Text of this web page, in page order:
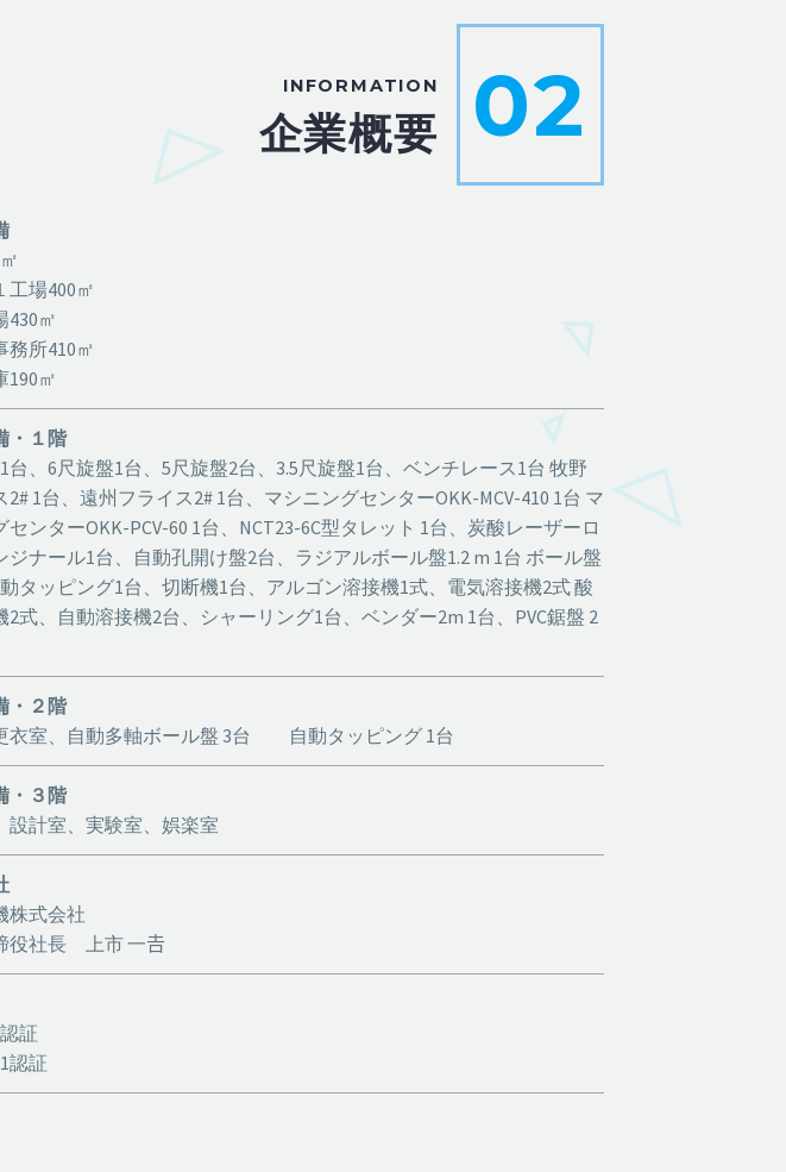
INFORMATION
企業概要 02
工場400㎡
430㎡
務所410㎡
190㎡
・１階
台、6尺旋盤1台、5尺旋盤2台、3.5尺旋盤1台、ベンチレース1台 牧野
2# 1台、遠州フライス2# 1台、マシニングセンターOKK-MCV-410 1台 マ
センターOKK-PCV-60 1台、NCT23-6C型タレット 1台、炭酸レーザーロ
ジナール1台、自動孔開け盤2台、ラジアルボール盤1.2 m 1台 ボール盤
タッピング1台、切断機1台、アルゴン溶接機1式、電気溶接機2式 酸
2式、自動溶接機2台、シャーリング1台、ベンダー2m 1台、PVC鋸盤 2
・２階
衣室、自動多軸ボール盤 3台 自動タッピング 1台
・３階
設計室、実験室、娯楽室
株式会社
役社長 上市 一𠮷
証
認証